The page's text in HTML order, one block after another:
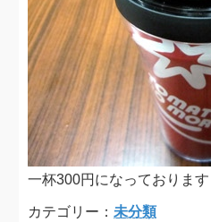
一杯300円になっておりま
カテゴリー： 未分類